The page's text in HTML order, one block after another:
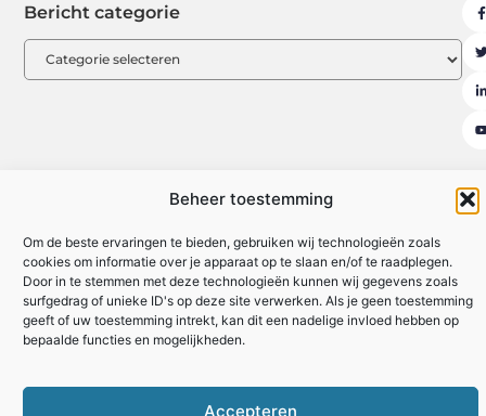
Beheer toestemming
Om de beste ervaringen te bieden, gebruiken wij technologieën zoals
cookies om informatie over je apparaat op te slaan en/of te raadplegen.
Door in te stemmen met deze technologieën kunnen wij gegevens zoals
surfgedrag of unieke ID's op deze site verwerken. Als je geen toestemming
geeft of uw toestemming intrekt, kan dit een nadelige invloed hebben op
bepaalde functies en mogelijkheden.
Accepteren
Bericht categorie
Over ons
Partners Registreer Website index
Backlinks kopen: hoe je effectief en veilig je website kunt versterken
Linkbuilding geld verdienen: zo maak je van links een inkomstenbron
All Rights Reserved © 2025
www.formida.be